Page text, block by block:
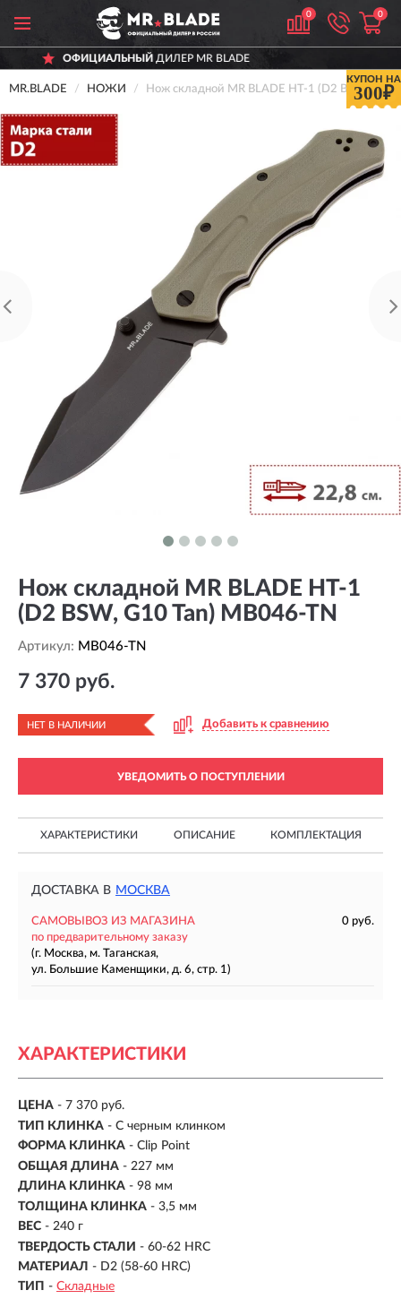
0 0
ДИЛЕР MR BLADE
КУПОН НА
300₽
MR.BLADE НОЖИ Нож складной MR BLADE HT-1 (D2 BSW, G10
Нож складной MR BLADE HT-1
(D2 BSW, G10 Tan) MB046-TN
Артикул: MB046-TN
7 370 руб.
НЕТ В НАЛИЧИИ Добавить к сравнению
УВЕДОМИТЬ О ПОСТУПЛЕНИИ
ХАРАКТЕРИСТИКИ ОПИСАНИЕ КОМПЛЕКТАЦИЯ
ДОСТАВКА В МОСКВА
САМОВЫВОЗ ИЗ МАГАЗИНА
0 руб.
по предварительному заказу
(г. Москва, м. Таганская,
ул. Большие Каменщики, д. 6, стр. 1)
ХАРАКТЕРИСТИКИ
ЦЕНА - 7 370 руб.
ТИП КЛИНКА - С черным клинком
ФОРМА КЛИНКА - Clip Point
ОБЩАЯ ДЛИНА - 227 мм
ДЛИНА КЛИНКА - 98 мм
ТОЛЩИНА КЛИНКА - 3,5 мм
ВЕС - 240 г
ТВЕРДОСТЬ СТАЛИ - 60-62 HRC
МАТЕРИАЛ - D2 (58-60 HRC)
ТИП - Складные